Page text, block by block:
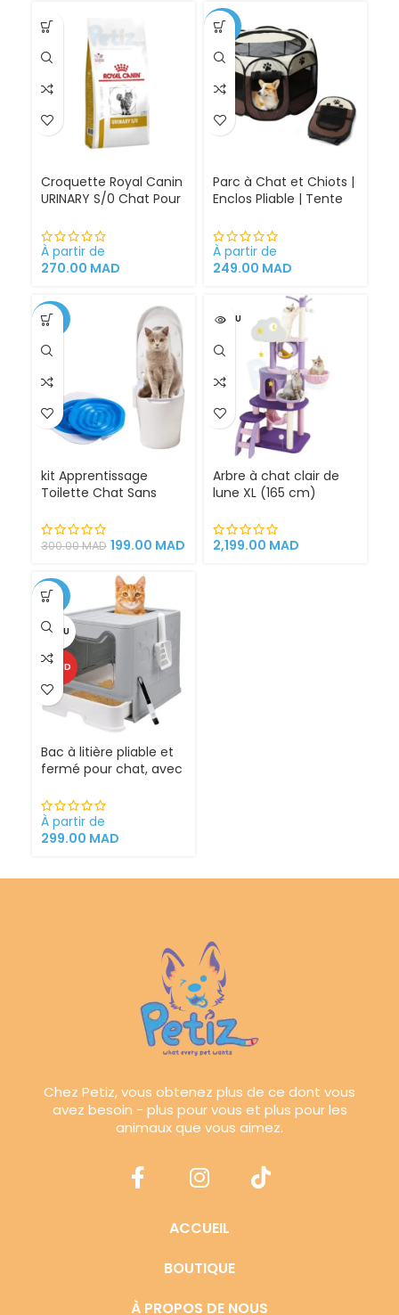
Croquette Royal Canin
URINARY S/0 Chat Pour
Cystite régime
médicalisé
À partir de
270.00 MAD
-30%
Parc à Chat et Chiots |
Enclos Pliable | Tente
et extérieur
À partir de
249.00 MAD
-34%
kit Apprentissage
Toilette Chat Sans
300.00MAD 199.00 MAD
VENDU
Arbre à chat clair de
lune XL (165 cm)
chat griffoirs
2,199.00 MAD
-25%
VENDU
CHAUD
Bac à litière pliable et
fermé pour chat, avec
À partir de
299.00 MAD
Chez Petiz, vous obtenez plus de ce dont vous
avez besoin - plus pour vous et plus pour les
animaux que vous aimez.
ACCUEIL
BOUTIQUE
À PROPOS DE NOUS